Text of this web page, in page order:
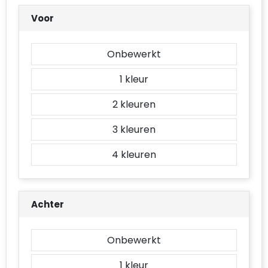
Aktetassen
Waterbestendige tassen
Opvouwbare tassen
Goodiebags
Voor
Onbewerkt
1
2
3
4
Achter
Onbewerkt
1